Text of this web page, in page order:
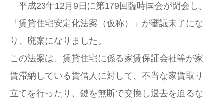
平成23年12月9日に第179回臨時国会が閉会し、
「賃貸住宅安定化法案（仮称）」が審議未了にな
り、廃案になりました。
この法案は、賃貸住宅に係る家賃保証会社等が家
賃滞納している賃借人に対して、不当な家賃取り
立てを行ったり、鍵を無断で交換し退去を迫るな